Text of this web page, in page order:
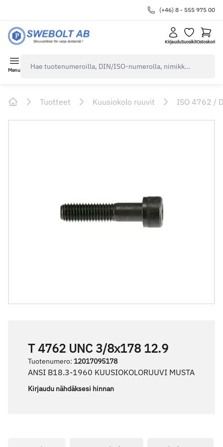
(+46) 8 - 555 975 00
KirjauduSuosikitOstoskori
Menu
Tuotteet Kuusiokolo ruuvit ISO 4762 /
T 4762 UNC 3/8x178 12.9
Tuotenumero: 12017095178
ANSI B18.3-1960 KUUSIOKOLORUUVI MUSTA
Kirjaudu nähdäksesi hinnan